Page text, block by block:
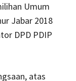
Umum
Jabar 2018
DPD PDIP
atas